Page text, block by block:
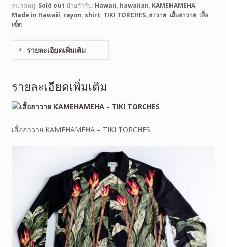
หมวดหมู่: Sold out ป้ายกำกับ: Hawaii, hawaiian, KAMEHAMEHA,
Made in Hawaii, rayon, shirt, TIKI TORCHES, ฮาวาย, เสื้อฮาวาย, เสื้อ
เชิ้ต
รายละเอียดเพิ่มเติม
รายละเอียดเพิ่มเติม
เสื้อฮาวาย KAMEHAMEHA – TIKI TORCHES